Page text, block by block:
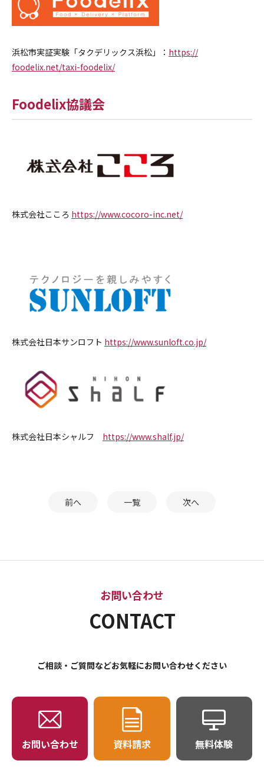
浜松市実証実験「タクデリックス浜松」： https://
foodelix.net/taxi-foodelix/
Foodelix協議会
株式会社こころ https://www.cocoro-inc.net/
株式会社日本サンロフト https://www.sunloft.co.jp/
株式会社日本シャルフ https://www.shalf.jp/
前へ 一覧 次へ
お問い合わせ
CONTACT
ご相談・ご質問などお気軽にお問い合わせください
お問い合わせ 資料請求 無料体験